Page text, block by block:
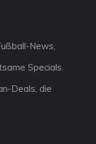
News,
Specials.
Deals, die